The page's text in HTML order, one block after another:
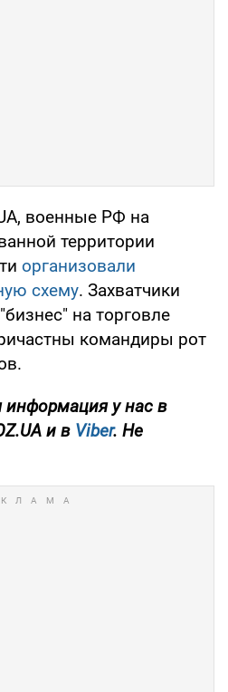
военные РФ на
территории
организовали
схему. Захватчики
на торговле
командиры рот
информация у нас в
и в Viber. Не